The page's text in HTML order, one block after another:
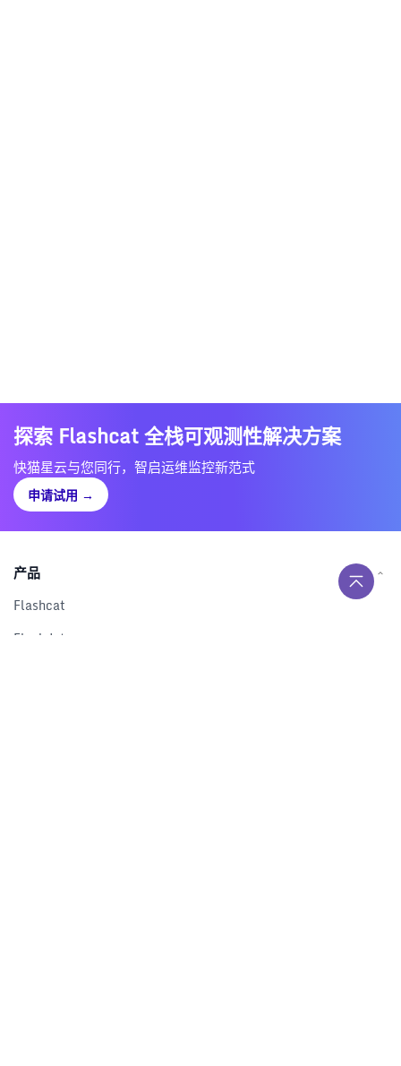
探索 Flashcat 全栈可观测性解决方案
快猫星云与您同行，智启运维监控新范式
申请试用 →
产品
Flashcat
Flashduty